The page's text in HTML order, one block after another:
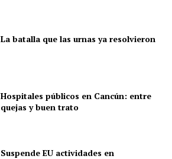
La batalla que las urnas ya resolvieron
Hospitales públicos en Cancún: entre
quejas y buen trato
Suspende EU actividades en